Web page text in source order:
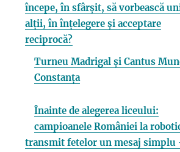
începe, în sfârșit, să vorbească
alții, în înțelegere și acceptare
reciprocă?
Turneu Madrigal și Cantus
Constanța
Înainte de alegerea liceului:
campioanele României la
transmit fetelor un mesaj simplu